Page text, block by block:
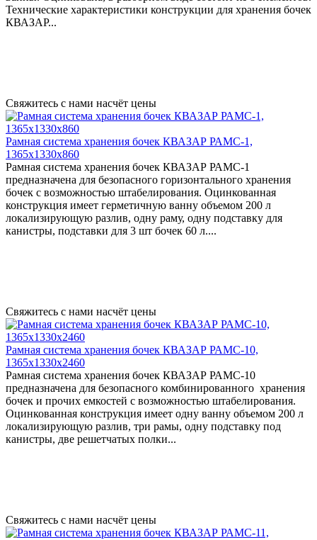
Технические характеристики конструкции для хранения бочек
КВАЗАР...
Свяжитесь с нами насчёт цены
Рамная система хранения бочек КВАЗАР РАМС-1,
1365х1330х860
Рамная система хранения бочек КВАЗАР РАМС-1
предназначена для безопасного горизонтального хранения
бочек с возможностью штабелирования. Оцинкованная
конструкция имеет герметичную ванну объемом 200 л
локализирующую разлив, одну раму, одну подставку для
канистры, подставки для 3 шт бочек 60 л....
Свяжитесь с нами насчёт цены
Рамная система хранения бочек КВАЗАР РАМС-10,
1365х1330х2460
Рамная система хранения бочек КВАЗАР РАМС-10
предназначена для безопасного комбинированного хранения
бочек и прочих емкостей с возможностью штабелирования.
Оцинкованная конструкция имеет одну ванну объемом 200 л
локализирующую разлив, три рамы, одну подставку под
канистры, две решетчатых полки...
Свяжитесь с нами насчёт цены